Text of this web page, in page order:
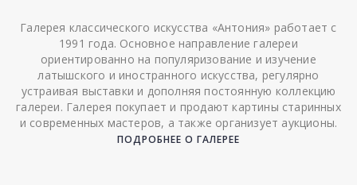
Галерея классического искусства «Антония» работает с
1991 года. Основное направление галереи
ориентированно на популяризование и изучение
латышского и иностранного искусства, регулярно
устраивая выставки и дополняя постоянную коллекцию
галереи. Галерея покупает и продают картины старинных
и современных мастеров, а также организует аукционы.
ПОДРОБНЕЕ О ГАЛЕРЕЕ